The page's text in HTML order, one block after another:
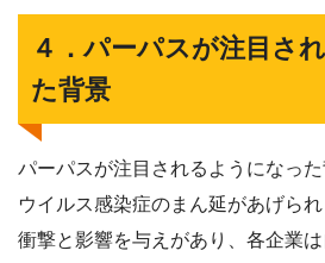
４．パーパスが注目さ
た背景
パーパスが注目されるようになっ
ウイルス感染症のまん延があげら
衝撃と影響を与えがあり、各企業